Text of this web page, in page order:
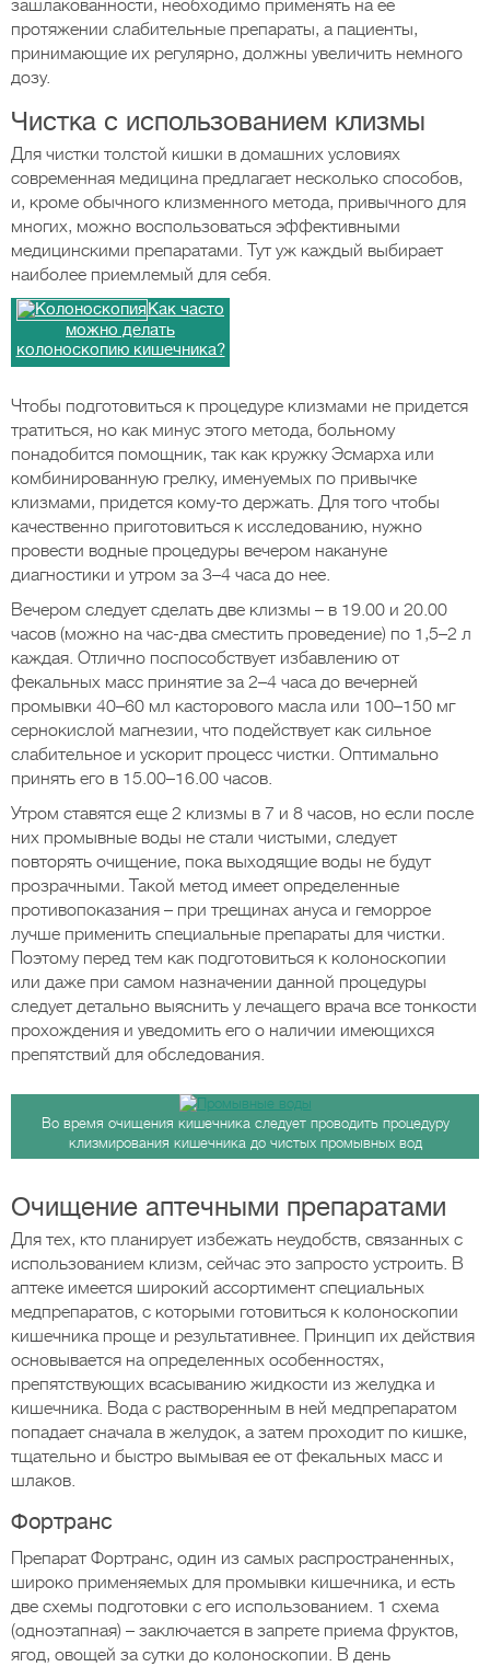
зашлакованности, необходимо применять на ее
протяжении слабительные препараты, а пациенты,
принимающие их регулярно, должны увеличить немного
дозу.
Чистка с использованием клизмы
Для чистки толстой кишки в домашних условиях
современная медицина предлагает несколько способов,
и, кроме обычного клизменного метода, привычного для
многих, можно воспользоваться эффективными
медицинскими препаратами. Тут уж каждый выбирает
наиболее приемлемый для себя.
Как часто
можно делать
колоноскопию кишечника?
Чтобы подготовиться к процедуре клизмами не придется
тратиться, но как минус этого метода, больному
понадобится помощник, так как кружку Эсмарха или
комбинированную грелку, именуемых по привычке
клизмами, придется кому-то держать. Для того чтобы
качественно приготовиться к исследованию, нужно
провести водные процедуры вечером накануне
диагностики и утром за 3–4 часа до нее.
Вечером следует сделать две клизмы – в 19.00 и 20.00
часов (можно на час-два сместить проведение) по 1,5–2 л
каждая. Отлично поспособствует избавлению от
фекальных масс принятие за 2–4 часа до вечерней
промывки 40–60 мл касторового масла или 100–150 мг
сернокислой магнезии, что подействует как сильное
слабительное и ускорит процесс чистки. Оптимально
принять его в 15.00–16.00 часов.
Утром ставятся еще 2 клизмы в 7 и 8 часов, но если после
них промывные воды не стали чистыми, следует
повторять очищение, пока выходящие воды не будут
прозрачными. Такой метод имеет определенные
противопоказания – при трещинах ануса и геморрое
лучше применить специальные препараты для чистки.
Поэтому перед тем как подготовиться к колоноскопии
или даже при самом назначении данной процедуры
следует детально выяснить у лечащего врача все тонкости
прохождения и уведомить его о наличии имеющихся
препятствий для обследования.
Во время очищения кишечника следует проводить процедуру
клизмирования кишечника до чистых промывных вод
Очищение аптечными препаратами
Для тех, кто планирует избежать неудобств, связанных с
использованием клизм, сейчас это запросто устроить. В
аптеке имеется широкий ассортимент специальных
медпрепаратов, с которыми готовиться к колоноскопии
кишечника проще и результативнее. Принцип их действия
основывается на определенных особенностях,
препятствующих всасыванию жидкости из желудка и
кишечника. Вода с растворенным в ней медпрепаратом
попадает сначала в желудок, а затем проходит по кишке,
тщательно и быстро вымывая ее от фекальных масс и
шлаков.
Фортранс
Препарат Фортранс, один из самых распространенных,
широко применяемых для промывки кишечника, и есть
две схемы подготовки с его использованием. 1 схема
(одноэтапная) – заключается в запрете приема фруктов,
ягод, овощей за сутки до колоноскопии. В день